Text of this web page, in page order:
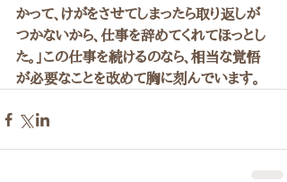
かって、けがをさせてしまったら取り返しが
つかないから、仕事を辞めてくれてほっとし
た。」この仕事を続けるのなら、相当な覚悟
が必要なことを改めて胸に刻んでいます。